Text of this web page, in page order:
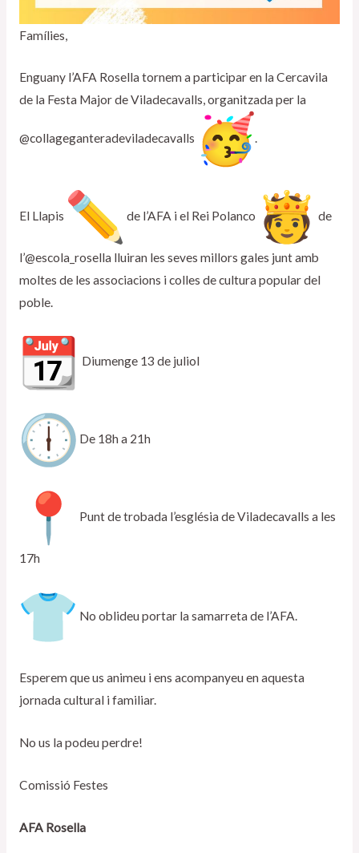
Famílies,
Enguany l’AFA Rosella tornem a participar en la Cercavila
de la Festa Major de Viladecavalls, organitzada per la
@collageganteradeviladecavalls .
El Llapis de l’AFA i el Rei Polanco de
l’@escola_rosella lluiran les seves millors gales junt amb
moltes de les associacions i colles de cultura popular del
poble.
Diumenge 13 de juliol
De 18h a 21h
Punt de trobada l’església de Viladecavalls a les
17h
No oblideu portar la samarreta de l’AFA.
Esperem que us animeu i ens acompanyeu en aquesta
jornada cultural i familiar.
No us la podeu perdre!
Comissió Festes
AFA Rosella